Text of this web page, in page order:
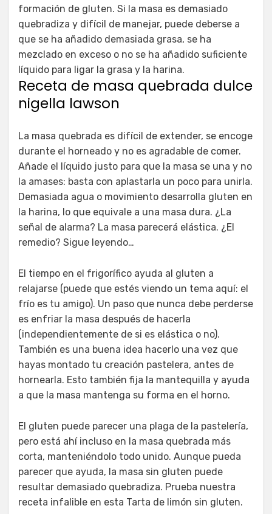
formación de gluten. Si la masa es demasiado
quebradiza y difícil de manejar, puede deberse a
que se ha añadido demasiada grasa, se ha
mezclado en exceso o no se ha añadido suficiente
líquido para ligar la grasa y la harina.
Receta de masa quebrada dulce
nigella lawson
La masa quebrada es difícil de extender, se encoge
durante el horneado y no es agradable de comer.
Añade el líquido justo para que la masa se una y no
la amases: basta con aplastarla un poco para unirla.
Demasiada agua o movimiento desarrolla gluten en
la harina, lo que equivale a una masa dura. ¿La
señal de alarma? La masa parecerá elástica. ¿El
remedio? Sigue leyendo…
El tiempo en el frigorífico ayuda al gluten a
relajarse (puede que estés viendo un tema aquí: el
frío es tu amigo). Un paso que nunca debe perderse
es enfriar la masa después de hacerla
(independientemente de si es elástica o no).
También es una buena idea hacerlo una vez que
hayas montado tu creación pastelera, antes de
hornearla. Esto también fija la mantequilla y ayuda
a que la masa mantenga su forma en el horno.
El gluten puede parecer una plaga de la pastelería,
pero está ahí incluso en la masa quebrada más
corta, manteniéndolo todo unido. Aunque pueda
parecer que ayuda, la masa sin gluten puede
resultar demasiado quebradiza. Prueba nuestra
receta infalible en esta Tarta de limón sin gluten.